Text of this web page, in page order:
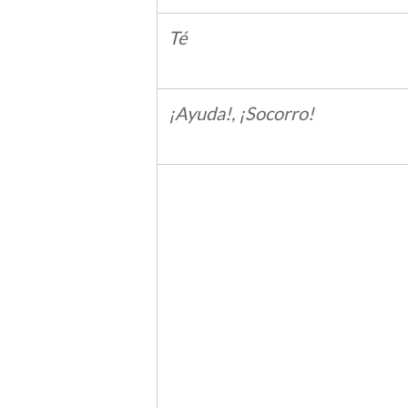
Té
¡Ayuda!, ¡Socorro!